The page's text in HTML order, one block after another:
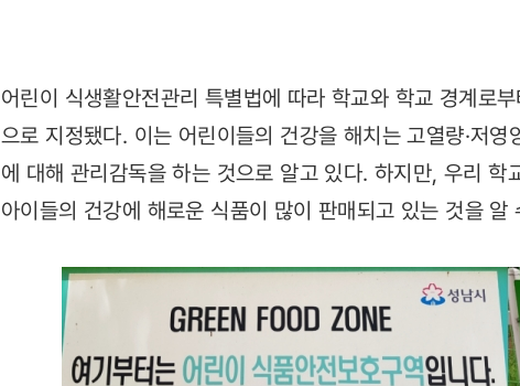
불량식품,
이대로
괜찮을까요?
어린이 식생활안전관리 특별법에 따라 학교와 학교 경계로
으로 지정됐다. 이는 어린이들의 건강을 해치는 고열량·저
에 대해 관리감독을 하는 것으로 알고 있다. 하지만, 우리
아이들의 건강에 해로운 식품이 많이 판매되고 있는 것을 알